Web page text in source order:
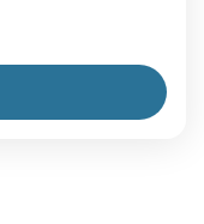
de Lisboa
Explore a
em